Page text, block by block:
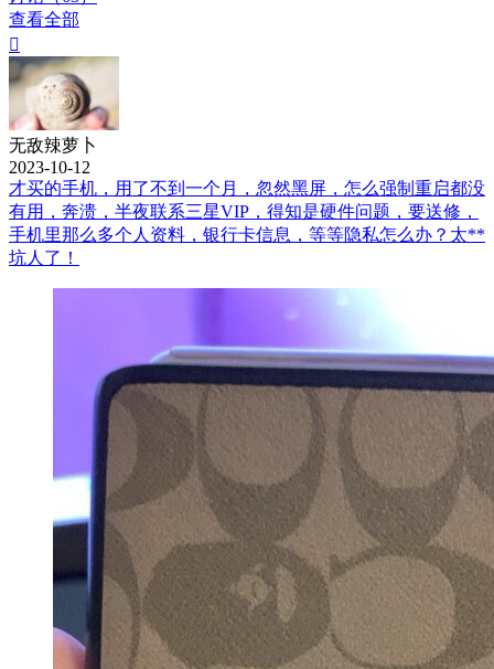
查看全部

无敌辣萝卜
2023-10-12
才买的手机，用了不到一个月，忽然黑屏，怎么强制重启都没
有用，奔溃，半夜联系三星VIP，得知是硬件问题，要送修，
手机里那么多个人资料，银行卡信息，等等隐私怎么办？太**
坑人了！